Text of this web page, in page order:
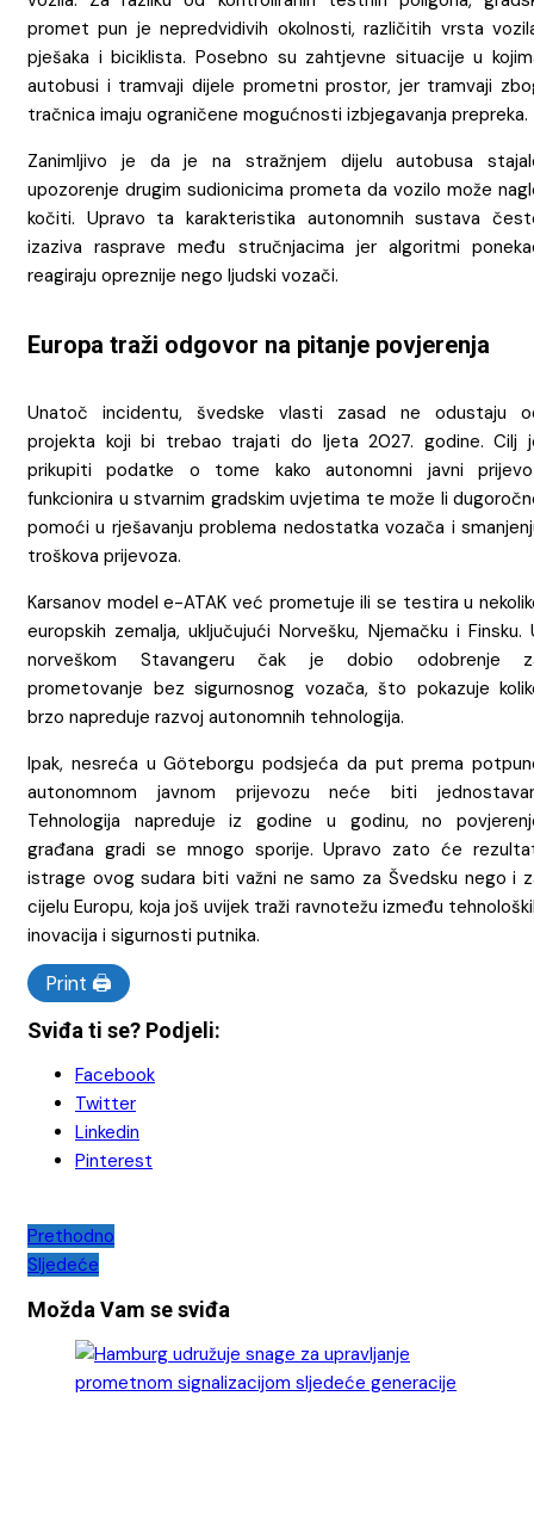
promet pun je nepredvidivih okolnosti, različitih vrsta
pješaka i biciklista. Posebno su zahtjevne situacije u
autobusi i tramvaji dijele prometni prostor, jer tramvaji
tračnica imaju ograničene mogućnosti izbjegavanja prepreka.
Zanimljivo je da je na stražnjem dijelu autobusa
upozorenje drugim sudionicima prometa da vozilo može
kočiti. Upravo ta karakteristika autonomnih sustava
izaziva rasprave među stručnjacima jer algoritmi
reagiraju opreznije nego ljudski vozači.
Europa traži odgovor na pitanje povjerenja
Unatoč incidentu, švedske vlasti zasad ne odustaju
projekta koji bi trebao trajati do ljeta 2027. godine. Cilj
prikupiti podatke o tome kako autonomni javni
funkcionira u stvarnim gradskim uvjetima te može li
pomoći u rješavanju problema nedostatka vozača i
troškova prijevoza.
Karsanov model e-ATAK već prometuje ili se testira u
europskih zemalja, uključujući Norvešku, Njemačku i Finsku.
norveškom Stavangeru čak je dobio odobrenje
prometovanje bez sigurnosnog vozača, što pokazuje
brzo napreduje razvoj autonomnih tehnologija.
Ipak, nesreća u Göteborgu podsjeća da put prema
autonomnom javnom prijevozu neće biti
Tehnologija napreduje iz godine u godinu, no
građana gradi se mnogo sporije. Upravo zato će
istrage ovog sudara biti važni ne samo za Švedsku nego i
cijelu Europu, koja još uvijek traži ravnotežu između
inovacija i sigurnosti putnika.
Print 🖨
Sviđa ti se? Podjeli:
Facebook
Twitter
Linkedin
Pinterest
Navigacija
objava
Prethodno
Sljedeće
Možda Vam se sviđa